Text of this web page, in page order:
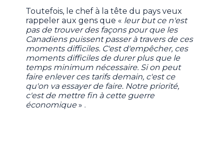
Toutefois, le chef à la tête du pays veux
rappeler aux gens que « leur but ce n'est
pas de trouver des façons pour que les
Canadiens puissent passer à travers de ces
moments difficiles. C'est d'empêcher, ces
moments difficiles de durer plus que le
temps minimum nécessaire. Si on peut
faire enlever ces tarifs demain, c'est ce
qu'on va essayer de faire. Notre priorité,
c'est de mettre fin à cette guerre
économique» .